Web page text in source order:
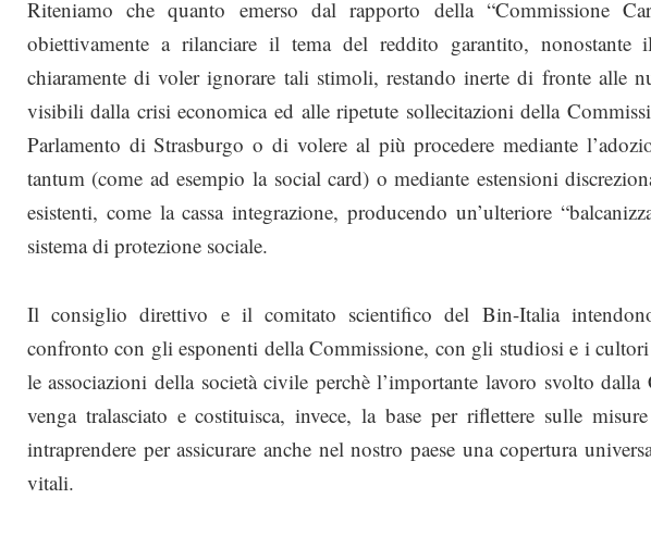
Riteniamo che quanto emerso dal rapporto della “Commissione
obiettivamente a rilanciare il tema del reddito garantito, nonostante
chiaramente di voler ignorare tali stimoli, restando inerte di fronte alle
visibili dalla crisi economica ed alle ripetute sollecitazioni della
Parlamento di Strasburgo o di volere al più procedere mediante
tantum (come ad esempio la social card) o mediante estensioni
esistenti, come la cassa integrazione, producendo un’ulteriore
sistema di protezione sociale.
Il consiglio direttivo e il comitato scientifico del Bin-Italia
confronto con gli esponenti della Commissione, con gli studiosi e i
le associazioni della società civile perchè l’importante lavoro svolto dalla
venga tralasciato e costituisca, invece, la base per riflettere sulle
intraprendere per assicurare anche nel nostro paese una copertura
vitali.